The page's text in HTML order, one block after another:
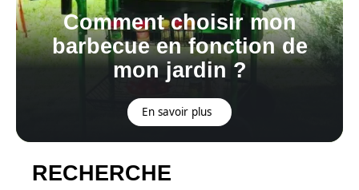
Comment choisir mon
barbecue en fonction de
mon jardin ?
En savoir plus
RECHERCHE